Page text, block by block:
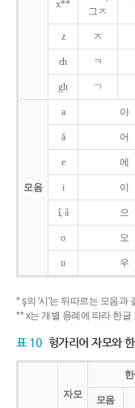
x**
그ㅈ
z ㅈ
ch ㅋ
gh ㄱ
모음
a 아
ǎ 어
e 에
i 이
î, â 으
o 오
u 우
* ş의 '시'는 뒤따르는 모음과
** x는 개별 용례에 따라 한글
표 10 헝가리어 자모와
자모
모음